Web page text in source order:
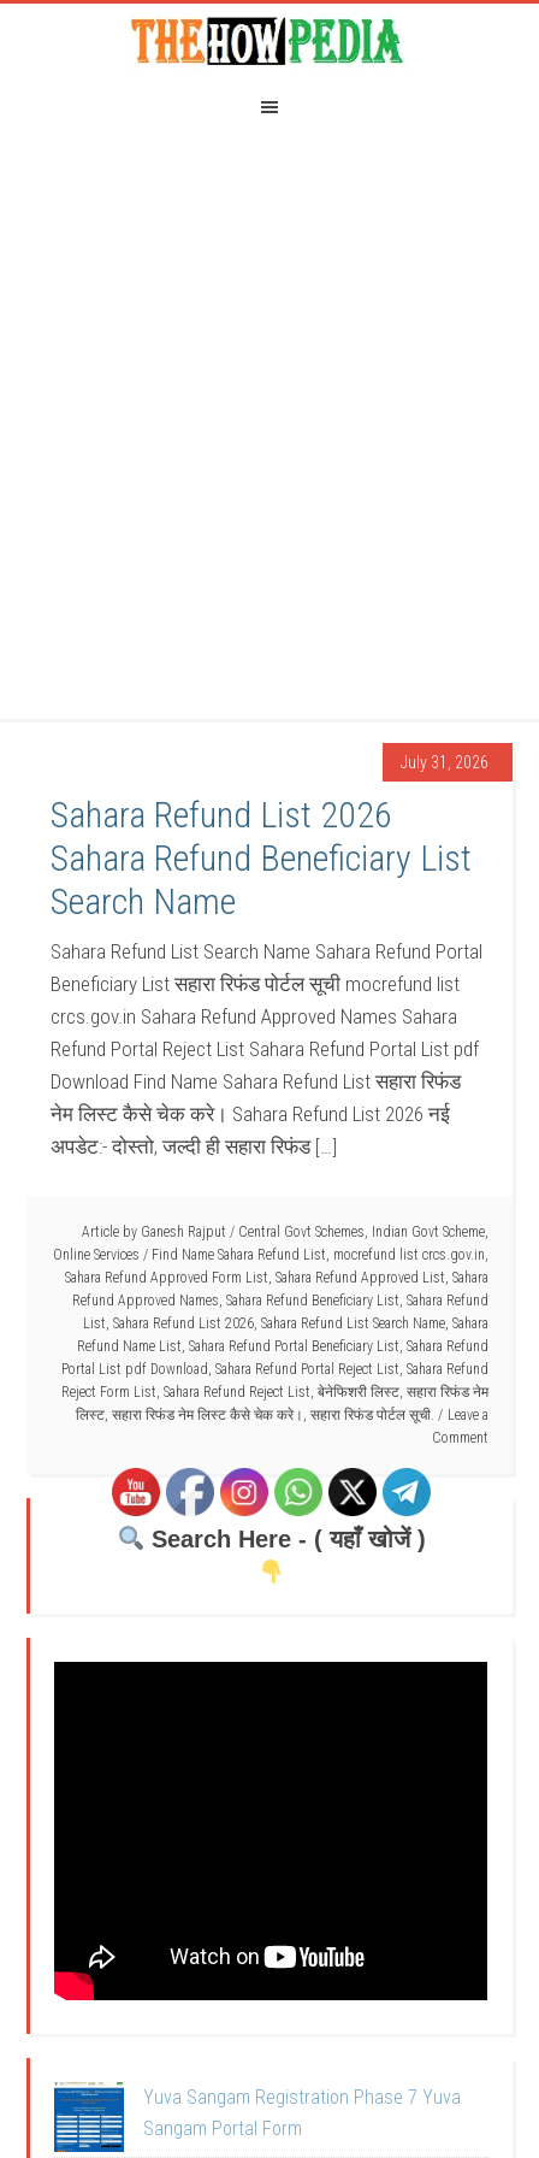
July 31, 2026
Sahara Refund List 2026
Sahara Refund Beneficiary List
Search Name
Sahara Refund List Search Name Sahara Refund Portal
Beneficiary List सहारा रिफंड पोर्टल सूची mocrefund list
crcs.gov.in Sahara Refund Approved Names Sahara
Refund Portal Reject List Sahara Refund Portal List pdf
Download Find Name Sahara Refund List सहारा रिफंड
नेम लिस्ट कैसे चेक करे। Sahara Refund List 2026 नई
अपडेट:- दोस्तो, जल्दी ही सहारा रिफंड […]
Article by Ganesh Rajput / Central Govt Schemes, Indian Govt Scheme,
Online Services / Find Name Sahara Refund List, mocrefund list crcs.gov.in,
Sahara Refund Approved Form List, Sahara Refund Approved List, Sahara
Refund Approved Names, Sahara Refund Beneficiary List, Sahara Refund
List, Sahara Refund List 2026, Sahara Refund List Search Name, Sahara
Refund Name List, Sahara Refund Portal Beneficiary List, Sahara Refund
Portal List pdf Download, Sahara Refund Portal Reject List, Sahara Refund
Reject Form List, Sahara Refund Reject List, बेनेफिशरी लिस्ट, सहारा रिफंड नेम
लिस्ट, सहारा रिफंड नेम लिस्ट कैसे चेक करे। , सहारा रिफंड पोर्टल सूची.
Leave a
Comment
Search Here - ( यहाँ खोजें )
Yuva Sangam Registration Phase 7 Yuva
Sangam Portal Form